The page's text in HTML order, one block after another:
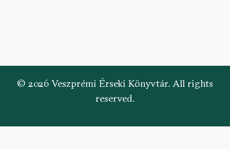
© 2026 Veszprémi Érseki Könyvtár. All rights
reserved.